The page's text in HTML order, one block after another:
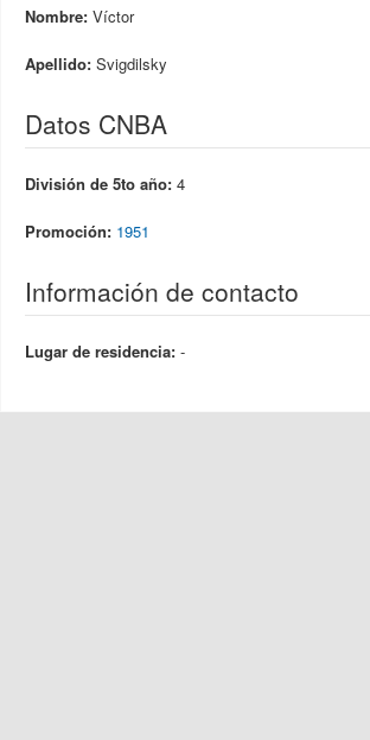
Nombre: Víctor
Apellido: Svigdilsky
Datos CNBA
División de 5to año: 4
Promoción: 1951
Información de contacto
Lugar de residencia: -